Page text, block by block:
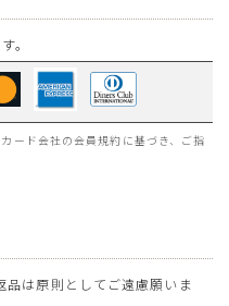
。
ード会社の会員規約に基づき、ご指
品は原則としてご遠慮願いま